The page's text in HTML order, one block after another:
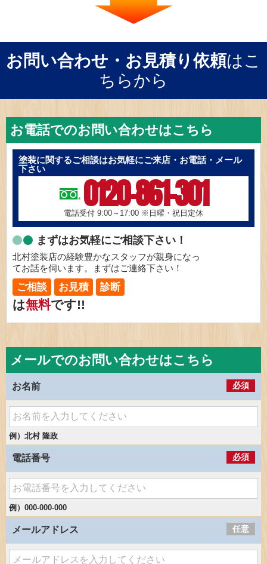
お問い合わせ・お見積り依頼はこ
ちらから
お電話でのお問い合わせはこちら
塗装に関するご相談はお気軽にご来店・お電話・メール
下さい
0120-861-301
電話受付 9:00～17:00 ※日曜・祝日定休
まずはお気軽にご相談下さい！
北村塗装店の経験豊かなスタッフが親身になっ
てお話を伺います。まずはご連絡下さい！
ご相談 お見積 診断
は無料です!!
メールでのお問い合わせはこちら
お名前 必須
例）北村 隆政
電話番号 必須
例）000-000-000
メールアドレス 任意